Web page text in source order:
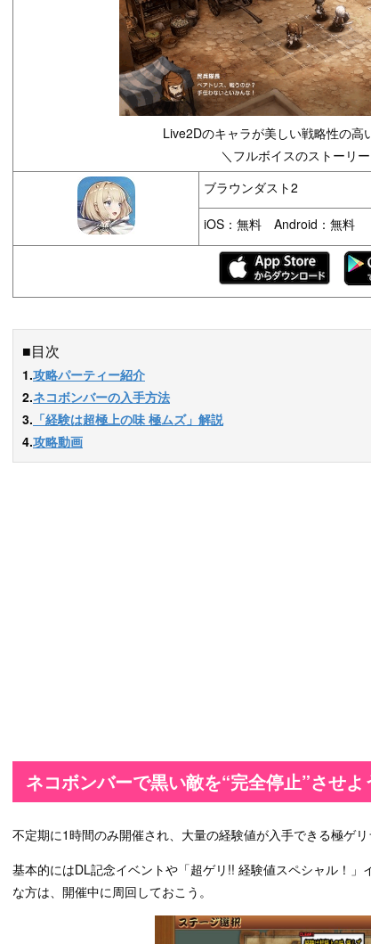
Live2Dのキャラが美しい戦略性の高
＼フルボイスのストーリ
ブラウンダスト2
iOS：無料 Android：無料
■目次
1.攻略パーティー紹介
2.ネコボンバーの入手方法
3. 「経験は超極上の味 極ムズ」解説
4.攻略動画
ネコボンバーで黒い敵を“完全停止”させよ
不定期に1時間のみ開催され、大量の経験値が入手できる極ゲリ
基本的にはDL記念イベントや「超ゲリ!! 経験値スペシャル！
な方は、開催中に周回しておこう。